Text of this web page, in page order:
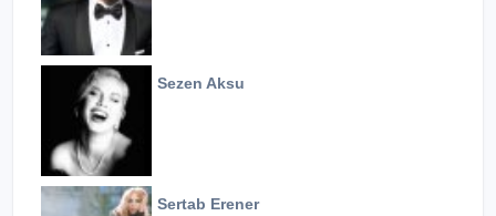
Sezen Aksu
Sertab Erener